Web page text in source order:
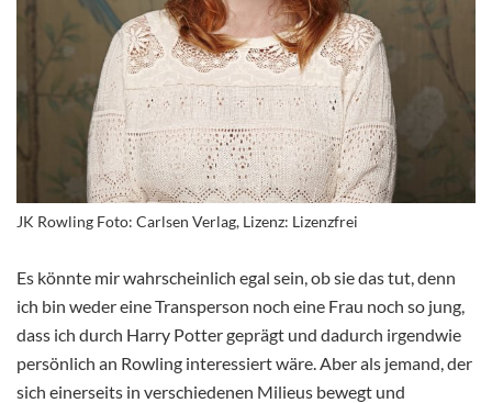
JK Rowling Foto: Carlsen Verlag, Lizenz: Lizenzfrei
Es könnte mir wahrscheinlich egal sein, ob sie das tut, denn
ich bin weder eine Transperson noch eine Frau noch so jung,
dass ich durch Harry Potter geprägt und dadurch irgendwie
persönlich an Rowling interessiert wäre. Aber als jemand, der
sich einerseits in verschiedenen Milieus bewegt und